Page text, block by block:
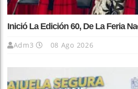
Inició La Edición 60, De La Feria
Adm3 08 Ago 2026